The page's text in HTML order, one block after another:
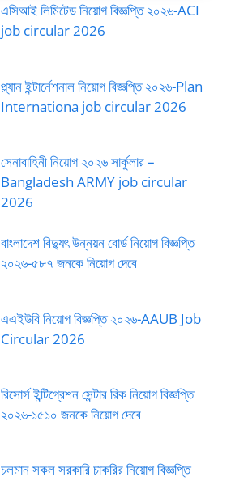
এসিআই লিমিটেড নিয়োগ বিজ্ঞপ্তি ২০২৬-ACI
job circular 2026
প্ল্যান ইন্টার্নেশনাল নিয়োগ বিজ্ঞপ্তি ২০২৬-Plan
Internationa job circular 2026
সেনাবাহিনী নিয়োগ ২০২৬ সার্কুলার –
Bangladesh ARMY job circular
2026
বাংলাদেশ বিদ্যুৎ উন্নয়ন বোর্ড নিয়োগ বিজ্ঞপ্তি
২০২৬-৫৮৭ জনকে নিয়োগ দেবে
এএইউবি নিয়োগ বিজ্ঞপ্তি ২০২৬-AAUB Job
Circular 2026
রিসোর্স ইন্টিগ্রেশন সেন্টার রিক নিয়োগ বিজ্ঞপ্তি
২০২৬-১৫১০ জনকে নিয়োগ দেবে
চলমান সকল সরকারি চাকরির নিয়োগ বিজ্ঞপ্তি